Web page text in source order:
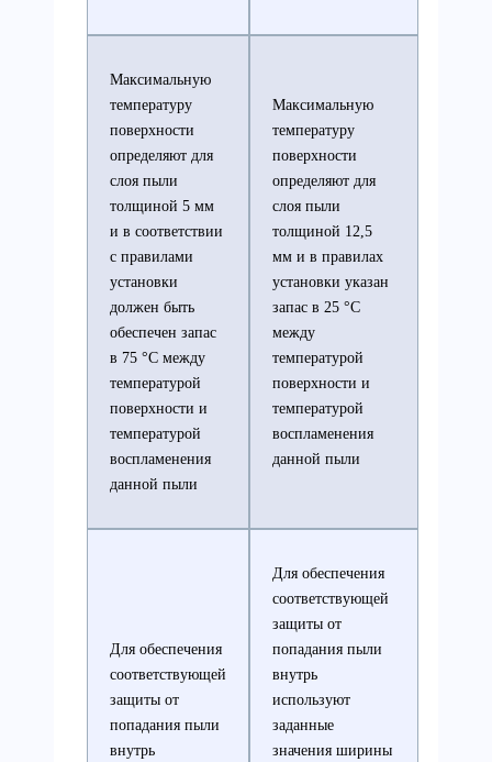
Максимальную
температуру
поверхности
определяют для
слоя пыли
толщиной 5 мм
и в соответствии
с правилами
установки
должен быть
обеспечен запас
в 75 °С между
температурой
поверхности и
температурой
воспламенения
данной пыли
Максимальную
температуру
поверхности
определяют для
слоя пыли
толщиной 12,5
мм и в правилах
установки указан
запас в 25 °С
между
температурой
поверхности и
температурой
воспламенения
данной пыли
Для обеспечения
соответствующей
защиты от
попадания пыли
внутрь
Для обеспечения
соответствующей
защиты от
попадания пыли
внутрь
используют
заданные
значения ширины